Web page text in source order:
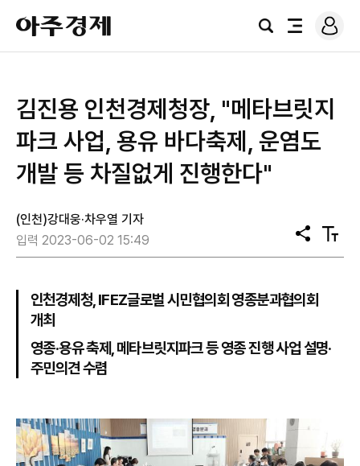
아
주
경
검
전
로
그
김진용 인천경제청장, "메타브릿지
파크 사업, 용유 바다축제, 운염도
개발 등 차질없게 진행한다"
(인천)강대웅·차우열 기자
입력 2023-06-02 15:49
공
유
텍
스
인천경제청, IFEZ글로벌 시민협의회 영종분과협의회
개최
영종·용유 축제, 메타브릿지파크 등 영종 진행 사업 설명·
주민의견 수렴